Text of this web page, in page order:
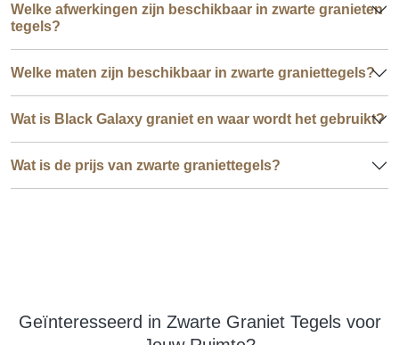
Welke afwerkingen zijn beschikbaar in zwarte granieten
tegels?
Welke maten zijn beschikbaar in zwarte graniettegels?
Wat is Black Galaxy graniet en waar wordt het gebruikt?
Wat is de prijs van zwarte graniettegels?
Geïnteresseerd in Zwarte Graniet Tegels voor